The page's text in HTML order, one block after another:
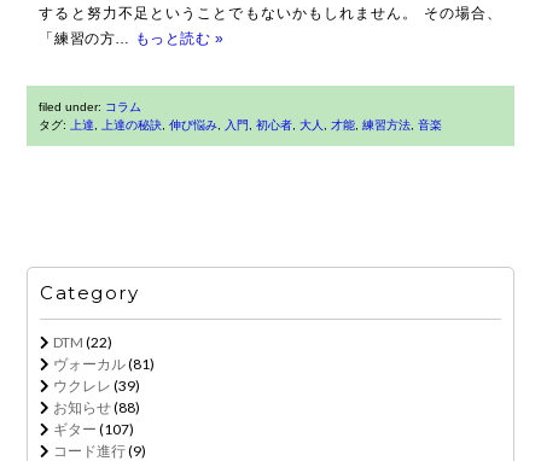
すると努力不足ということでもないかもしれません。 その場合、
「練習の方… もっと読む »
filed under: コラム
タグ:
上達 上達の秘訣 ,伸び悩み 入門 ,初心者 ,大人 ,才能 ,練習方法 ,音楽
Category
DTM (22)
ヴォーカル(81)
ウクレレ (39)
お知らせ(88)
ギター (107)
コード進行(9)